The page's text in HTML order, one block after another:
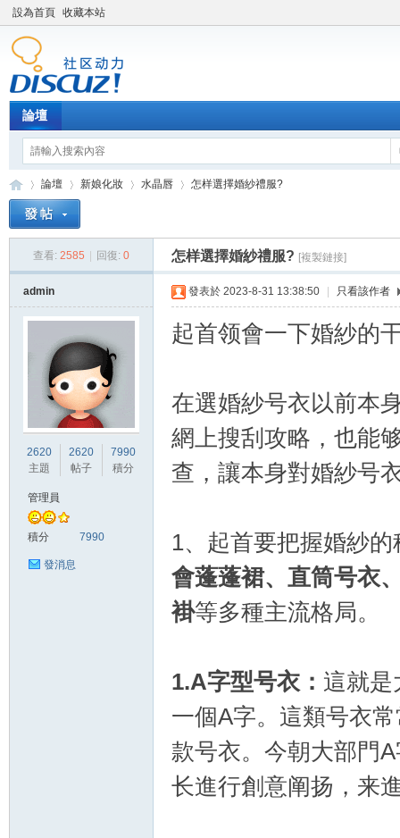
設為首頁 收藏本站
論壇
論壇
›
新娘化妝
›
水晶唇
›
怎样選擇婚紗禮服?
查看: 2585 回復: 0 怎样選擇婚紗禮服? [複製鏈接]
admin
2620
主題
2620
帖子
7990
積分
管理員
積分 7990
發消息
發表於 2023-8-31 13:38:50 只看該作者
起首领會一下婚紗的
在選婚紗号衣以前本
網上搜刮攻略，也能
查，讓本身對婚紗号
1、起首要把握婚紗
會蓬蓬裙、直筒号衣
褂等多種主流格局。
1.A字型号衣： 這就是
一個A字。這類号衣
款号衣。今朝大部門
长進行創意阐扬，来